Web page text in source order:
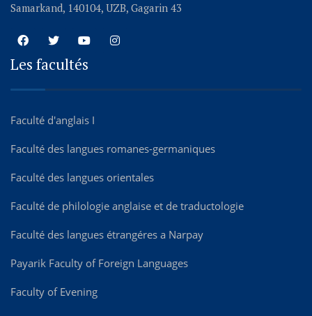
Samarkand, 140104, UZB, Gagarin 43
Les facultés
Faculté d'anglais I
Faculté des langues romanes-germaniques
Faculté des langues orientales
Faculté de philologie anglaise et de traductologie
Faculté des langues étrangéres а Narpay
Payarik Faculty of Foreign Languages
Faculty of Evening